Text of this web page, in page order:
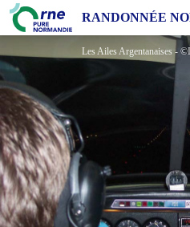
RANDONNÉE
Aéro Club Les Ailes Argentanaises
Les Ailes Argentanaises -